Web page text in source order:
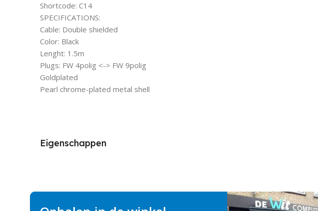
Shortcode: C14
SPECIFICATIONS:
Cable: Double shielded
Color: Black
Lenght: 1.5m
Plugs: FW 4polig <-> FW 9polig
Goldplated
Pearl chrome-plated metal shell
Eigenschappen